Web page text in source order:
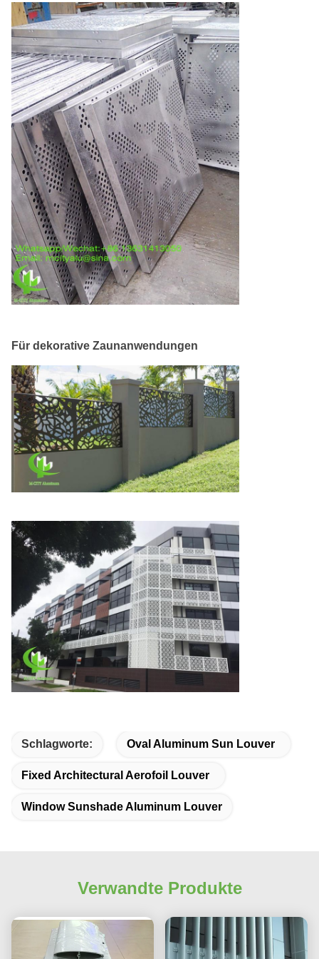
Für dekorative Zaunanwendungen
Schlagworte: Oval Aluminum Sun Louver
Fixed Architectural Aerofoil Louver
Window Sunshade Aluminum Louver
Verwandte Produkte